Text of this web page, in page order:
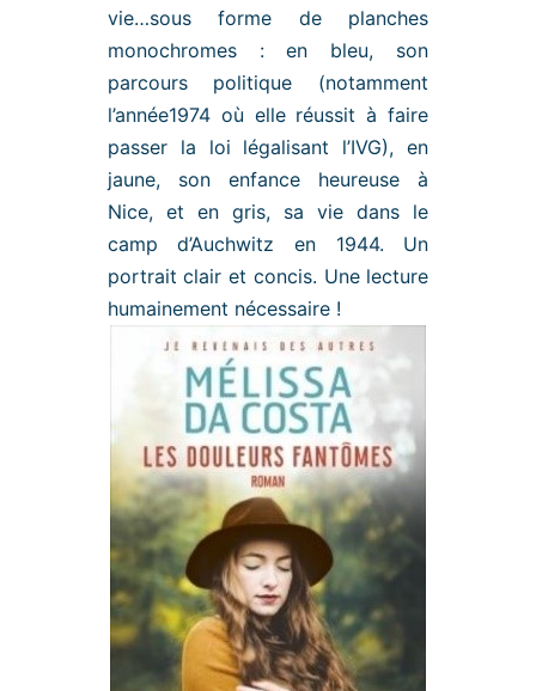
vie…sous forme de planches
monochromes : en bleu, son
parcours politique (notamment
l’année1974 où elle réussit à faire
passer la loi légalisant l’IVG), en
jaune, son enfance heureuse à
Nice, et en gris, sa vie dans le
camp d’Auchwitz en 1944. Un
portrait clair et concis. Une lecture
humainement nécessaire !